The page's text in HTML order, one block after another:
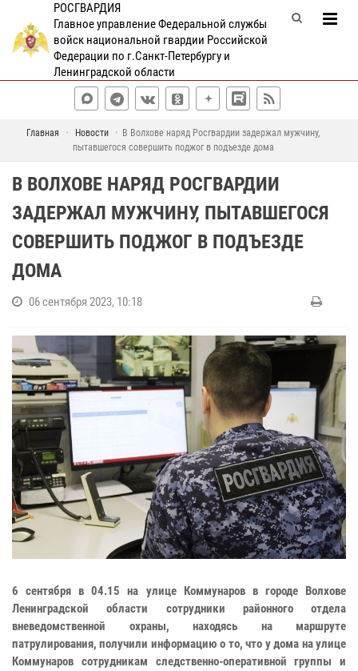
РОСГВАРДИЯ
Главное управление Федеральной службы
войск национальной гвардии Российской
Федерации по г.Санкт-Петербургу и
Ленинградской области
Главная Новости
В Волхове наряд Росгвардии задержал мужчину,
пытавшегося совершить поджог в подъезде дома
В ВОЛХОВЕ НАРЯД РОСГВАРДИИ
ЗАДЕРЖАЛ МУЖЧИНУ, ПЫТАВШЕГОСЯ
СОВЕРШИТЬ ПОДЖОГ В ПОДЪЕЗДЕ
ДОМА
06 сентября 2023, 10:18
6 сентября в 04.15 на улице Коммунаров в городе Волхове
Ленинградской области сотрудники районного отдела
вневедомственной охраны, находясь на маршруте
патрулирования, получили информацию о то, что у дома на улице
Коммунаров сотрудникам следственно-оперативной группы и